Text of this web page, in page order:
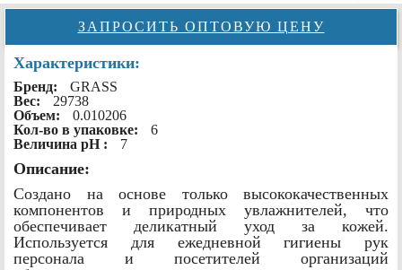
ЗАПРОСИТЬ ОПТОВУЮ ЦЕНУ
Характеристики:
Бренд:
GRASS
Вес:
29738
Объем:
0.010206
Кол-во в упаковке:
6
Величина рН :
7
Описание:
Cоздано на основе только высококачественных
компонентов и природных увлажнителей, что
обеспечивает деликатный уход за кожей.
Используется для ежедневной гигиены рук
персонала и посетителей организаций